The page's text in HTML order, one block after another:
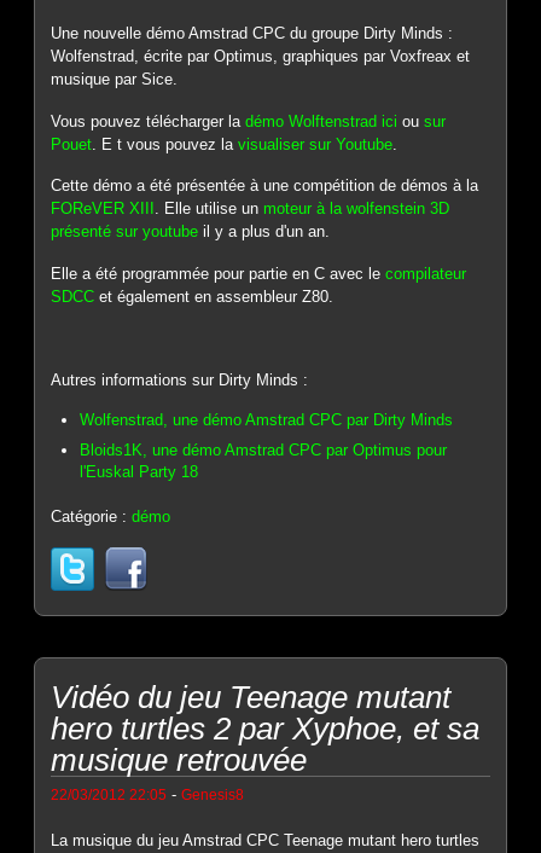
Une nouvelle démo Amstrad CPC du groupe Dirty Minds :
Wolfenstrad, écrite par Optimus, graphiques par Voxfreax et
musique par Sice.
Vous pouvez télécharger ladémo Wolftenstrad ici ousur
Pouet . E t vous pouvez lavisualiser sur Youtube
Cette démo a été présentée à une compétition de démos à la
FOReVER XIII . Elle utilise un moteur à la wolfenstein 3D
présenté sur youtube il y a plus d'un an.
Elle a été programmée pour partie en C avec lecompilateur
SDCC et également en assembleur Z80.
Autres informations sur Dirty Minds :
Wolfenstrad, une démo Amstrad CPC par Dirty Minds
Bloids1K, une démo Amstrad CPC par Optimus pour
l'Euskal Party 18
Catégorie :démo
Vidéo du jeu Teenage mutant
hero turtles 2 par Xyphoe, et sa
musique retrouvée
22/03/2012 22:05 -Genesis8
La musique du jeu Amstrad CPC Teenage mutant hero turtles